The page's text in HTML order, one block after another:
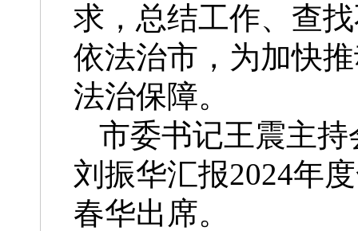
求，总结工作、查
依法治市，为加快
法治保障。
市委书记王震主
刘振华汇报2024年
春华出席。